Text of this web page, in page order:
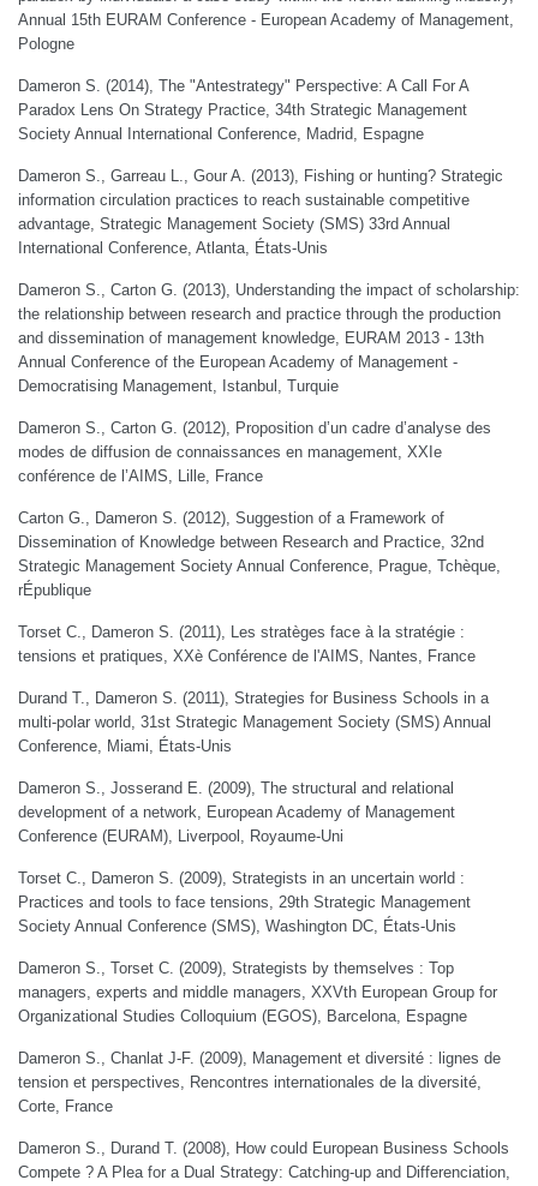
Annual 15th EURAM Conference - European Academy of Management,
Pologne
Dameron S. (2014), The "Antestrategy" Perspective: A Call For A
Paradox Lens On Strategy Practice, 34th Strategic Management
Society Annual International Conference, Madrid, Espagne
Dameron S., Garreau L., Gour A. (2013), Fishing or hunting? Strategic
information circulation practices to reach sustainable competitive
advantage, Strategic Management Society (SMS) 33rd Annual
International Conference, Atlanta, États-Unis
Dameron S., Carton G. (2013), Understanding the impact of scholarship:
the relationship between research and practice through the production
and dissemination of management knowledge, EURAM 2013 - 13th
Annual Conference of the European Academy of Management -
Democratising Management, Istanbul, Turquie
Dameron S., Carton G. (2012), Proposition d’un cadre d’analyse des
modes de diffusion de connaissances en management, XXIe
conférence de l’AIMS, Lille, France
Carton G., Dameron S. (2012), Suggestion of a Framework of
Dissemination of Knowledge between Research and Practice, 32nd
Strategic Management Society Annual Conference, Prague, Tchèque,
rÉpublique
Torset C., Dameron S. (2011), Les stratèges face à la stratégie :
tensions et pratiques, XXè Conférence de l'AIMS, Nantes, France
Durand T., Dameron S. (2011), Strategies for Business Schools in a
multi-polar world, 31st Strategic Management Society (SMS) Annual
Conference, Miami, États-Unis
Dameron S., Josserand E. (2009), The structural and relational
development of a network, European Academy of Management
Conference (EURAM), Liverpool, Royaume-Uni
Torset C., Dameron S. (2009), Strategists in an uncertain world :
Practices and tools to face tensions, 29th Strategic Management
Society Annual Conference (SMS), Washington DC, États-Unis
Dameron S., Torset C. (2009), Strategists by themselves : Top
managers, experts and middle managers, XXVth European Group for
Organizational Studies Colloquium (EGOS), Barcelona, Espagne
Dameron S., Chanlat J-F. (2009), Management et diversité : lignes de
tension et perspectives, Rencontres internationales de la diversité,
Corte, France
Dameron S., Durand T. (2008), How could European Business Schools
Compete ? A Plea for a Dual Strategy: Catching-up and Differenciation,